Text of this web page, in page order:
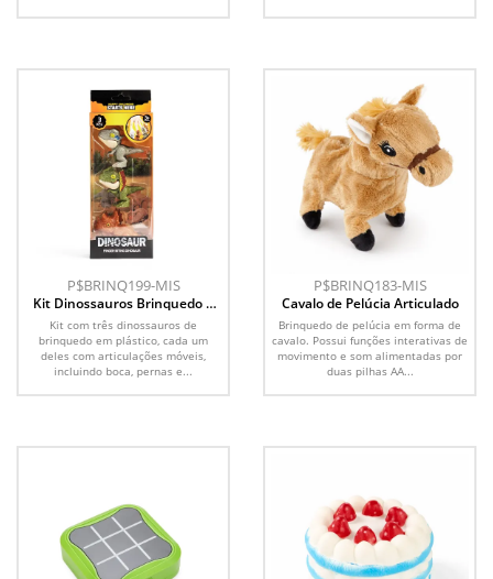
P$BRINQ199-MIS
Kit Dinossauros Brinquedo 3
Peças
Kit com três dinossauros de
brinquedo em plástico, cada um
deles com articulações móveis,
incluindo boca, pernas e...
P$BRINQ183-MIS
Cavalo de Pelúcia Articulado
Brinquedo de pelúcia em forma de
cavalo. Possui funções interativas de
movimento e som alimentadas por
duas pilhas AA...